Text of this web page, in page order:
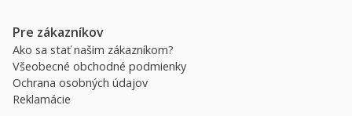
Pre zákazníkov
Ako sa stať našim zákazníkom?
Všeobecné obchodné podmienky
Ochrana osobných údajov
Reklamácie